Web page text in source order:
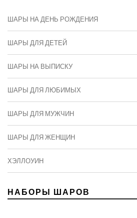
ШАРЫ НА ДЕНЬ РОЖДЕНИЯ
ШАРЫ ДЛЯ ДЕТЕЙ
ШАРЫ НА ВЫПИСКУ
ШАРЫ ДЛЯ ЛЮБИМЫХ
ШАРЫ ДЛЯ МУЖЧИН
ШАРЫ ДЛЯ ЖЕНЩИН
ХЭЛЛОУИН
НАБОРЫ ШАРОВ